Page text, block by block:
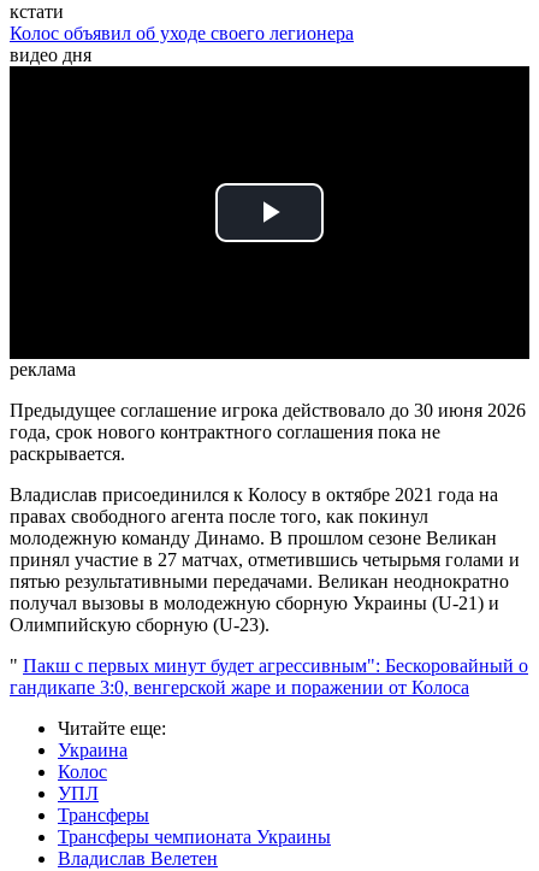
кстати
Колос объявил об уходе своего легионера
видео дня
Play
реклама
Предыдущее соглашение игрока действовало до 30 июня 2026
года, срок нового контрактного соглашения пока не
раскрывается.
Владислав присоединился к Колосу в октябре 2021 года на
правах свободного агента после того, как покинул
молодежную команду Динамо. В прошлом сезоне Великан
принял участие в 27 матчах, отметившись четырьмя голами и
пятью результативными передачами. Великан неоднократно
получал вызовы в молодежную сборную Украины (U-21) и
Олимпийскую сборную (U-23).
" Пакш с первых минут будет агрессивным": Бескоровайный о
гандикапе 3:0, венгерской жаре и поражении от Колоса
Читайте еще:
Украина
Колос
УПЛ
Трансферы
Трансферы чемпионата Украины
Владислав Велетен